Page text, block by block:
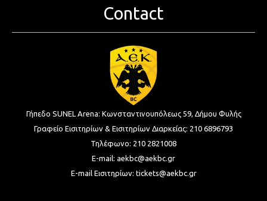
Contact
Γήπεδο SUNEL Arena: Κωνσταντινουπόλεως 59, Δήμου Φυλής
Γραφείο Εισιτηρίων & Εισιτηρίων Διαρκείας: 210 6896793
Τηλέφωνο: 210 2821008
E-mail: aekbc@aekbc.gr
E-mail Εισιτηρίων: tickets@aekbc.gr